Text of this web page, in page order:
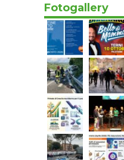
Fotogallery